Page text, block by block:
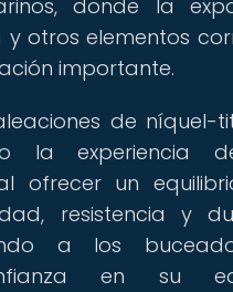
donde la
otros elementos
importante.
de níquel-
la experiencia
ofrecer un
resistencia y
a los
en su